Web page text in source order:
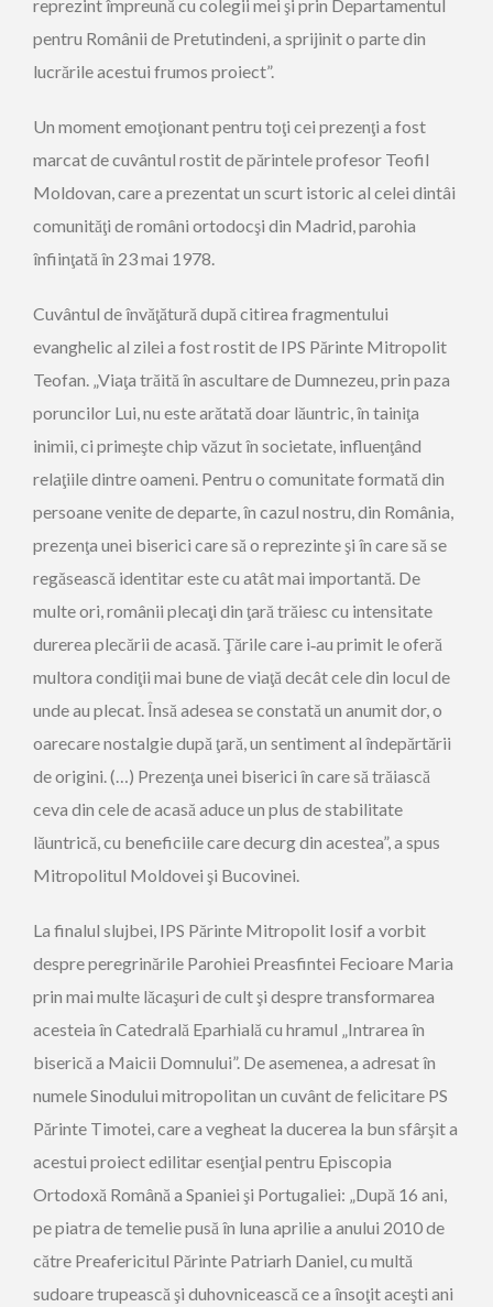
reprezint împreună cu colegii mei şi prin Departamentul
pentru Românii de Pretutindeni, a sprijinit o parte din
lucrările acestui frumos proiect”.
Un moment emoţionant pentru toţi cei prezenţi a fost
marcat de cuvântul rostit de părintele profesor Teofil
Moldovan, care a prezentat un scurt istoric al celei dintâi
comunităţi de români ortodocşi din Madrid, parohia
înfiinţată în 23 mai 1978.
Cuvântul de învăţătură după citirea fragmentului
evanghelic al zilei a fost rostit de IPS Părinte Mitropolit
Teofan. „Viaţa trăită în ascultare de Dumnezeu, prin paza
poruncilor Lui, nu este arătată doar lăuntric, în tainiţa
inimii, ci primeşte chip văzut în societate, influenţând
relaţiile dintre oameni. Pentru o comunitate formată din
persoane venite de departe, în cazul nostru, din România,
prezenţa unei biserici care să o reprezinte şi în care să se
regăsească identitar este cu atât mai importantă. De
multe ori, românii plecaţi din ţară trăiesc cu intensitate
durerea plecării de acasă. Ţările care i‑au primit le oferă
multora condiţii mai bune de viaţă decât cele din locul de
unde au plecat. Însă adesea se constată un anumit dor, o
oarecare nostalgie după ţară, un sentiment al îndepărtării
de origini. (…) Prezenţa unei biserici în care să trăiască
ceva din cele de acasă aduce un plus de stabilitate
lăuntrică, cu beneficiile care decurg din acestea”, a spus
Mitropolitul Moldovei şi Bucovinei.
La finalul slujbei, IPS Părinte Mitropolit Iosif a vorbit
despre peregrinările Parohiei Preasfintei Fecioare Maria
prin mai multe lăcaşuri de cult şi despre transformarea
acesteia în Catedrală Eparhială cu hramul „Intrarea în
biserică a Maicii Domnului”. De asemenea, a adresat în
numele Sinodului mitropolitan un cuvânt de felicitare PS
Părinte Timotei, care a vegheat la ducerea la bun sfârşit a
acestui proiect edilitar esenţial pentru Episcopia
Ortodoxă Română a Spaniei şi Portugaliei: „După 16 ani,
pe piatra de temelie pusă în luna aprilie a anului 2010 de
către Preafericitul Părinte Patriarh Daniel, cu multă
sudoare trupească şi duhovnicească ce a însoţit aceşti ani